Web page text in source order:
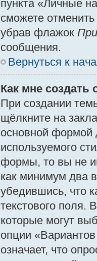
пункта «Личные
сможете
убрав флажок
сообщения.
Вернуться к
Как мне создать
При создании
щёлкните на
основной формой
используемого
формы, то вы не
как минимум два
убедившись, что
текстового поля.
которые могут
опции
означает, что